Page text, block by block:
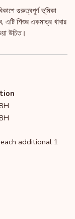
গুরুত্বপূর্ণ ভূমিকা
এটি শিশুর একমাত্র খাবার
উচিত।
additional 1